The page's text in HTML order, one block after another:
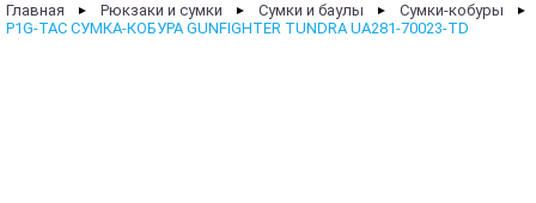
Главная ► Рюкзаки и сумки ► Сумки и баулы ► Сумки-кобуры ►
P1G-TAC СУМКА-КОБУРА GUNFIGHTER TUNDRA UA281-70023-TD